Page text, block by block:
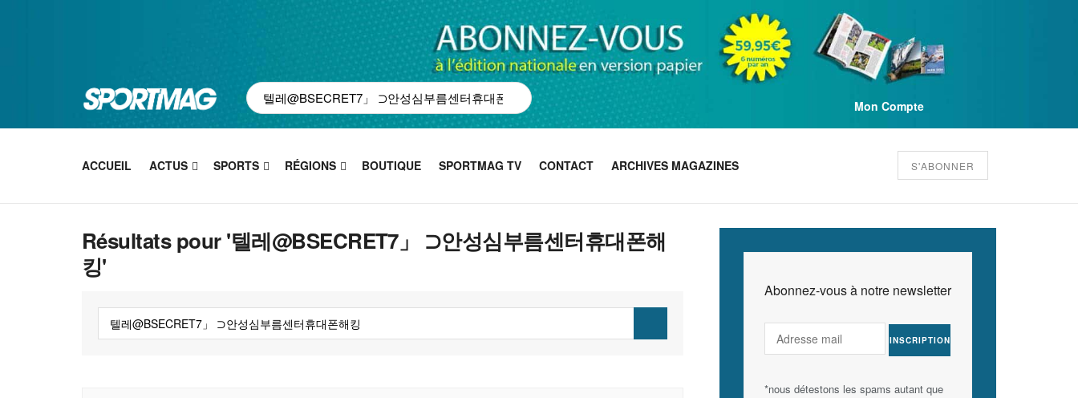
Mon Compte
ACCUEIL ACTUS SPORTS RÉGIONS BOUTIQUE SPORTMAG TV CONTACT ARCHIVES MAGAZINES S'ABONNER
Résultats pour '텔레@BSECRET7」 ⊃안성심부름센터휴대폰해
킹'
Abonnez-vous à notre newsletter
*nous détestons les spams autant que